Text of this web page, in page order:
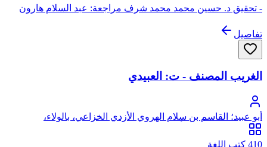
- تحقيق د. حسين محمد محمد شرف مراجعة: عبد السلام هارون
تفاصيل
الغريب المصنف - ت: العبيدي
أبو عبيد؛ القاسم بن سلام الهروي الأزدي الخزاعي، بالولاء،
الخراساني البغدادي، أبو عبيد
410 كتب اللغة